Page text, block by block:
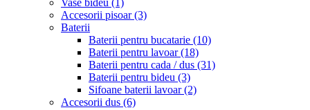
Vase bideu (1)
Accesorii pisoar(3)
Baterii
Baterii pentru bucatarie (10)
Baterii pentru lavoar(18)
Baterii pentru cada / dus (31)
Baterii pentru bideu (3)
Sifoane baterii lavoar(2)
Accesorii dus (6)